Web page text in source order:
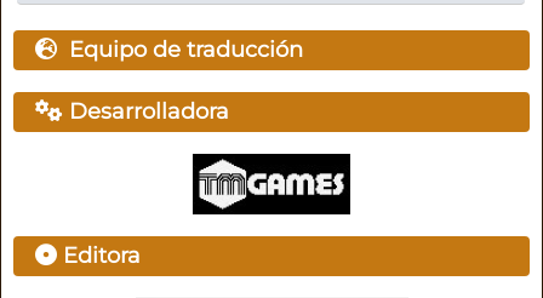
Equipo de traducción
Desarrolladora
Editora